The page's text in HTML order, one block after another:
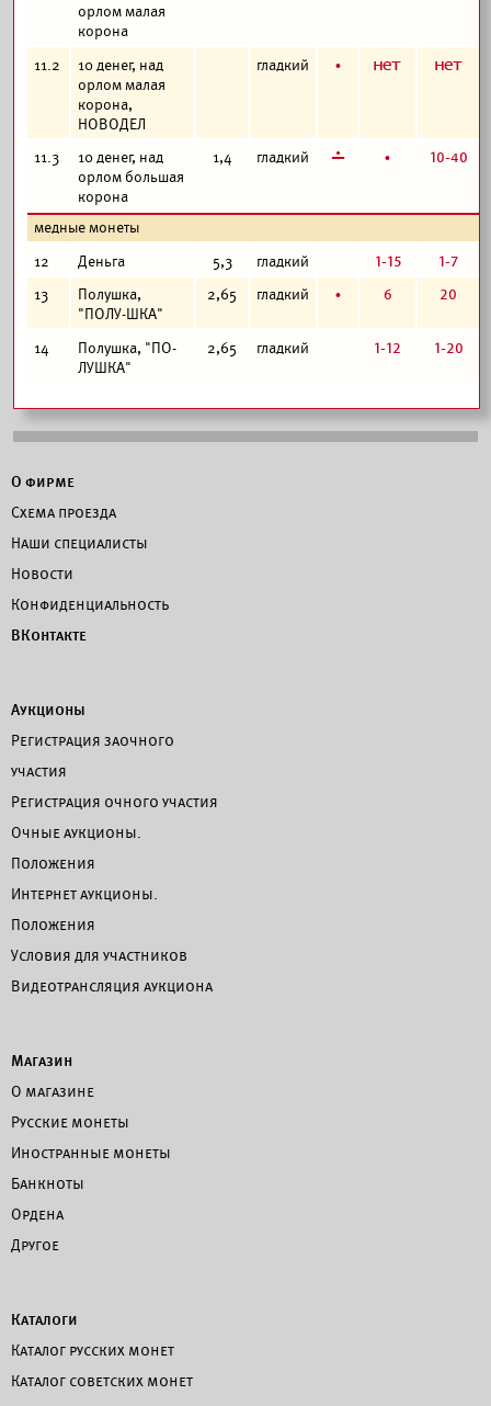
орлом малая
корона
11.2
10 денег, над
орлом малая
корона,
НОВОДЕЛ
гладкий б а а
11.3
10 денег, над
орлом большая
корона
1,4 гладкий г б 10-40
медные монеты
12
Деньга 5,3 гладкий 1-15 1-7
13
Полушка,
"ПОЛУ-ШКА"
2,65 гладкий б 6 20
14
Полушка, "ПО-
ЛУШКА"
2,65 гладкий 1-12 1-20
О фирме
Схема проезда
Наши специалисты
Новости
Конфиденциальность
ВКонтакте
Аукционы
Регистрация заочного
участия
Регистрация очного участия
Очные аукционы.
Положения
Интернет аукционы.
Положения
Условия для участников
Видеотрансляция аукциона
Магазин
О магазине
Русские монеты
Иностранные монеты
Банкноты
Ордена
Другое
Каталоги
Каталог русских монет
Каталог советских монет